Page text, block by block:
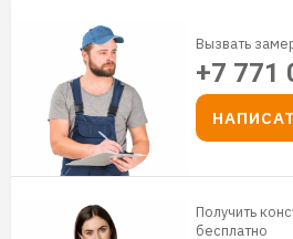
Вызвать
+7 771
Получить
бесплатно